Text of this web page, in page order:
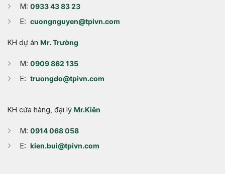
M: 0933 43 83 23
E: cuongnguyen@tpivn.com
KH dự án Mr. Trường
M: 0909 862 135
E: truongdo@tpivn.com
KH cửa hàng, đại lý Mr.Kiên
M: 0914 068 058
E: kien.bui@tpivn.com